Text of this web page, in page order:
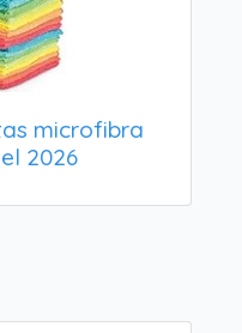
microfibra
2026